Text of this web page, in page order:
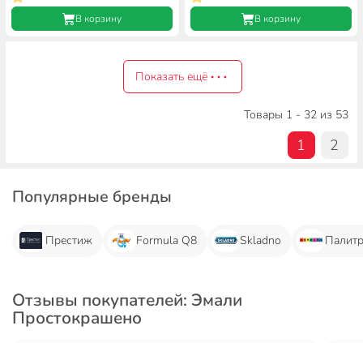
В корзину В корзину
Показать ещё
Товары 1 - 32 из 53
1 2
Популярные бренды
Престиж Formula Q8 Skladno
Отзывы покупателей: Эмали
Простокрашено